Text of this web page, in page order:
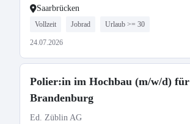
Saarbrücken
Vollzeit Jobrad Urlaub >= 30
24.07.2026
Polier:in im Hochbau (m/w/d) für
Brandenburg
Ed. Züblin AG